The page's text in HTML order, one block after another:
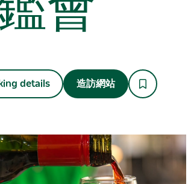
details 造訪網站